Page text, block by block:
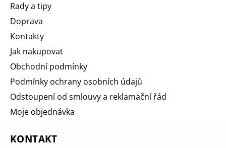
Rady a tipy
Doprava
Kontakty
Jak nakupovat
Obchodní podmínky
Podmínky ochrany osobních údajů
Odstoupení od smlouvy a reklamační řád
Moje objednávka
KONTAKT